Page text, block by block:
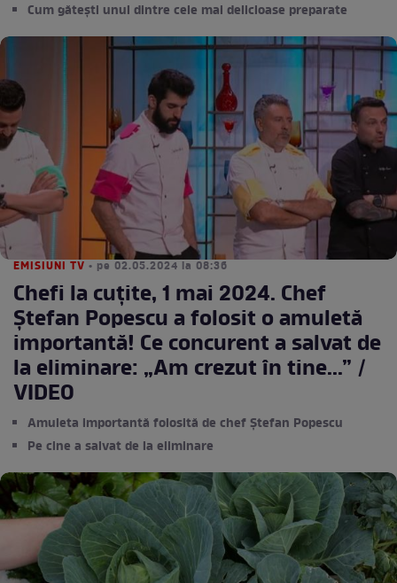
Cum gătești unul dintre cele mai delicioase preparate
EMISIUNI TV • pe 02.05.2024 la 08:36
Chefi la cuțite, 1 mai 2024. Chef
Ștefan Popescu a folosit o amuletă
importantă! Ce concurent a salvat de
la eliminare: „Am crezut în tine...” /
VIDEO
Amuleta importantă folosită de chef Ștefan Popescu
Pe cine a salvat de la eliminare